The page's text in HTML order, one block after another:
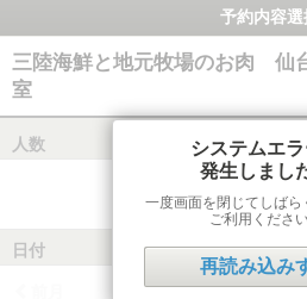
予約内容選
三陸海鮮と地元牧場のお肉 仙
室
人数
日付
システムエ
発生しまし
一度画面を閉じてしばら
ご利用ください
再読み込み